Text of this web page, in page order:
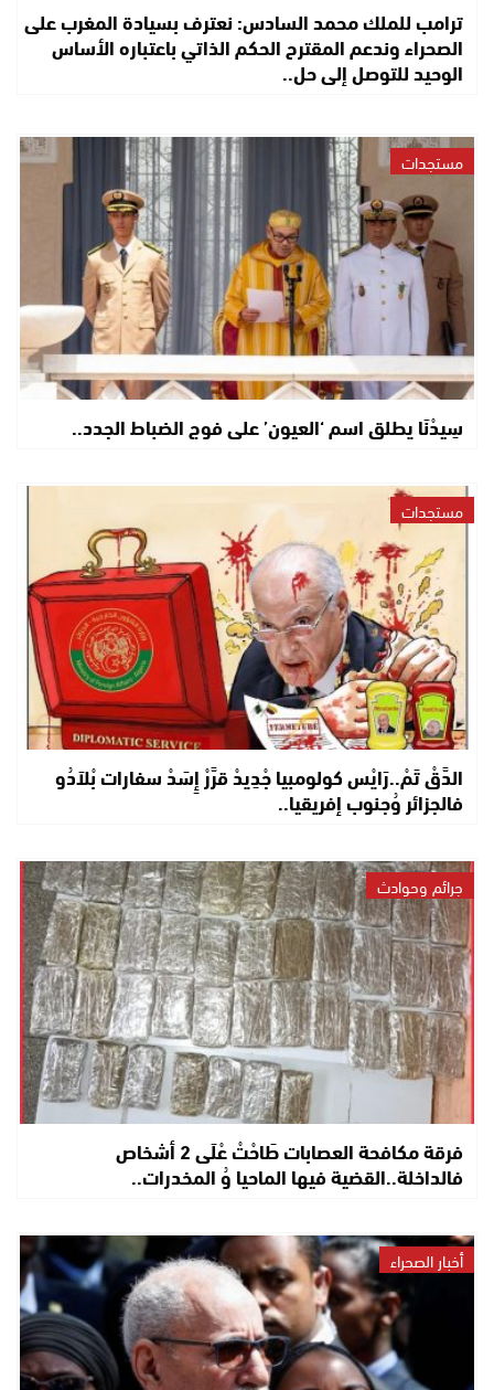
ترامب للملك محمد السادس: نعترف بسيادة المغرب على
الصحراء وندعم المقترح الحكم الذاتي باعتباره الأساس
الوحيد للتوصل إلى حل..
مستجدات
سِيدْنَا يطلق اسم ‘العيون’ على فوج الضباط الجدد..
مستجدات
الدَّقْ تَمْ..رَايْس كولومبيا جْدِيدْ قرَّرْ إِسَدْ سفارات بْلاَدُو
فالجزائر وُجنوب إفريقيا..
جرائم وحوادث
فرقة مكافحة العصابات طَاحْتْ عْلَى 2 أشخاص
فالداخلة..القضية فيها الماحيا وُ المخدرات..
أخبار الصحراء